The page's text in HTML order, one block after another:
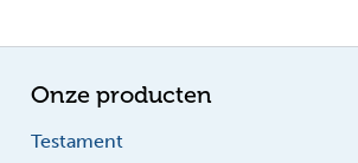
Onze producten
Testament